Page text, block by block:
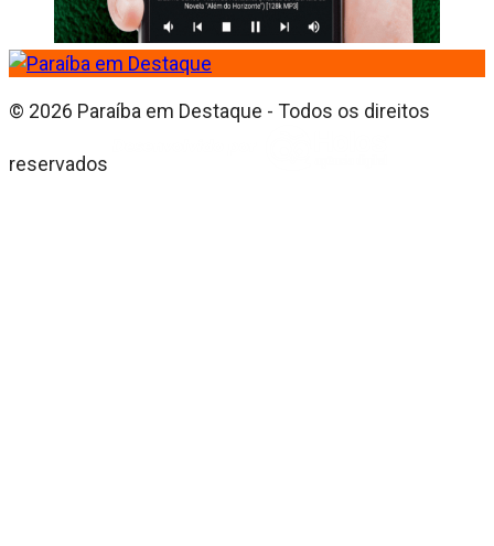
© 2026 Paraíba em Destaque - Todos os direitos
reservados